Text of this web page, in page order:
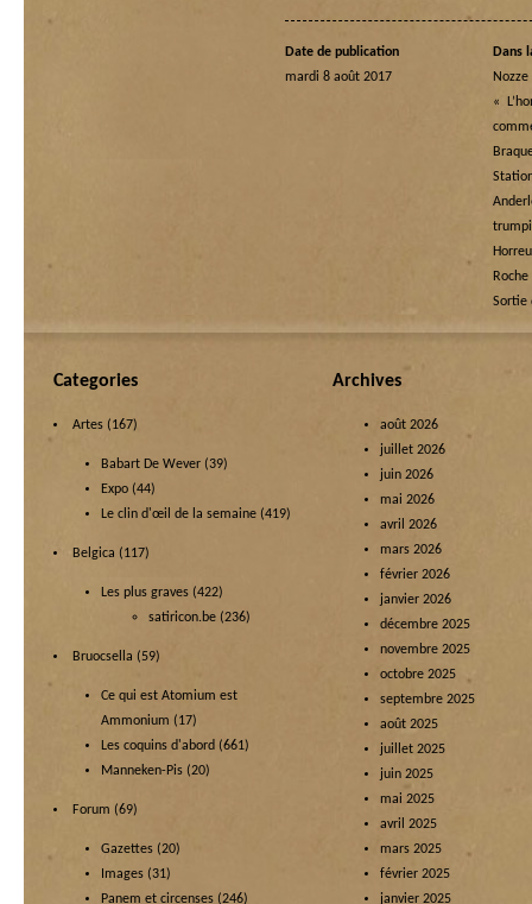
Date de publication
mardi 8 août 2017
Dans
«
Sortie
Categories
Artes (167)
Babart De Wever (39)
Expo (44)
Le clin d'œil de la semaine (419)
Belgica (117)
Les plus graves (422)
satiricon.be (236)
Bruocsella (59)
Ce qui est Atomium est
Ammonium (17)
Les coquins d'abord (661)
Manneken-Pis (20)
Forum (69)
Gazettes (20)
Images (31)
Panem et circenses (246)
Archives
août 2026
juillet 2026
juin 2026
mai 2026
avril 2026
mars 2026
février 2026
janvier 2026
décembre 2025
novembre 2025
octobre 2025
septembre 2025
août 2025
juillet 2025
juin 2025
mai 2025
avril 2025
mars 2025
février 2025
janvier 2025